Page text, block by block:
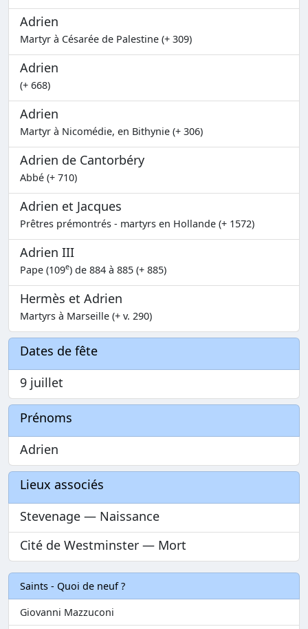
Adrien
Martyr à Césarée de Palestine (+ 309)
Adrien
(+ 668)
Adrien
Martyr à Nicomédie, en Bithynie (+ 306)
Adrien de Cantorbéry
Abbé (+ 710)
Adrien et Jacques
Prêtres prémontrés - martyrs en Hollande (+ 1572)
Adrien III
Pape (109e) de 884 à 885 (+ 885)
Hermès et Adrien
Martyrs à Marseille (+ v. 290)
Dates de fête
9 juillet
Prénoms
Adrien
Lieux associés
Stevenage — Naissance
Cité de Westminster — Mort
Saints - Quoi de neuf ?
Giovanni Mazzuconi